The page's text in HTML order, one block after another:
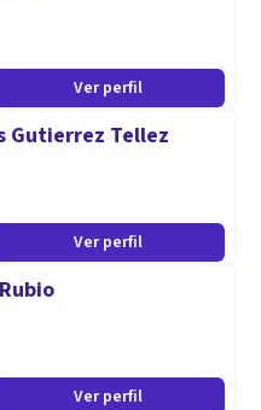
Ver perfil
Gutierrez Tellez
Ver perfil
Ver perfil